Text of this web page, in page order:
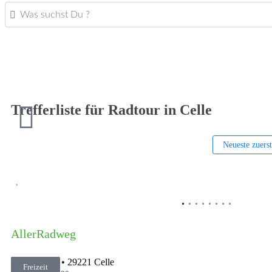
Was suchst Du ?
Trefferliste für Radtour in Celle
Neueste zuerst
AllerRadweg
Freizeit
Markt 14-16 • 29221 Celle